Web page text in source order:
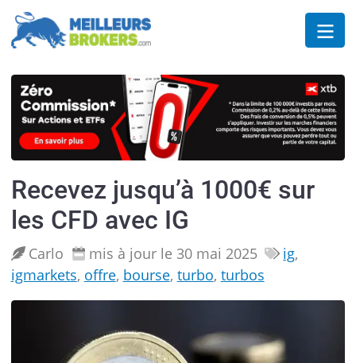
Recevez jusqu’à 1000€ sur
les CFD avec IG
Carlo mis à jour le 30 mai 2025 ig,
igmarkets, offre, bourse, turbo, turbos